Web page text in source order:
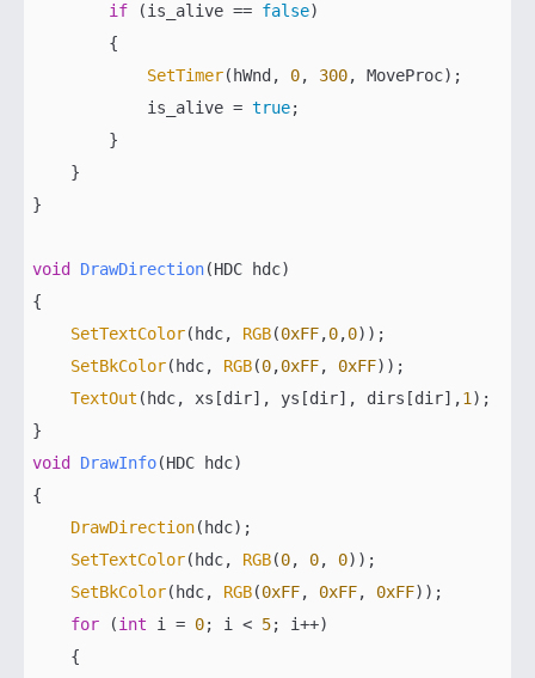
if (is_alive == false)
        {
SetTimer(hWnd, 0, 300, MoveProc);
            is_alive =
true;
        }
    }
}
void DrawDirection(HDC hdc)
{
SetTextColor(hdc, RGB(0xFF,0,0));
SetBkColor(hdc, RGB(0,0xFF, 0xFF));
TextOut (hdc, xs[dir], ys[dir], dirs[dir],1 );
void
DrawInfo(HDC hdc)
{
DrawDirection(hdc);
SetTextColor(hdc, RGB(0, 0, 0));
SetBkColor(hdc, RGB(0xFF, 0xFF, 0xFF));
for (int i = 0; i < 5; i++)
    {